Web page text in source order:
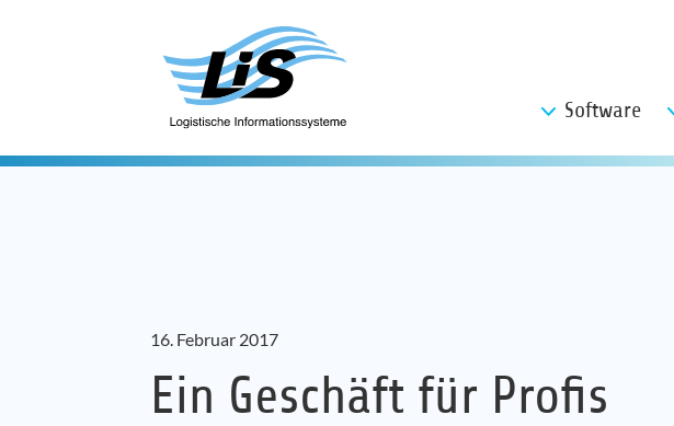
Software
16. Februar 2017
Ein Geschäft für Profis